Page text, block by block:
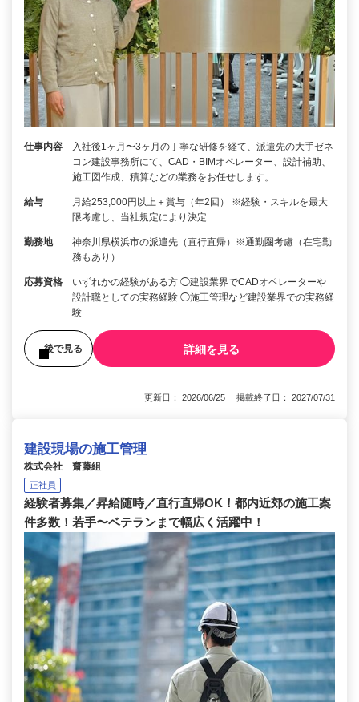
仕事内容
入社後1ヶ月〜3ヶ月の丁寧な研修を経て、派遣先の大手ゼネ
コン建設事務所にて、CAD・BIMオペレーター、設計補助、
施工図作成、積算などの業務をお任せします。 …
給与
月給253,000円以上＋賞与（年2回） ※経験・スキルを最大
限考慮し、当社規定により決定
勤務地
神奈川県横浜市の派遣先（直行直帰）※通勤圏考慮（在宅勤
務もあり）
応募資格
いずれかの経験がある方 ◯建設業界でCADオペレーターや
設計職としての実務経験 ◯施工管理など建設業界での実務経
験
後で見る 詳細を見る
更新日： 2026/06/25 掲載終了日： 2027/07/31
建設現場の施工管理
株式会社 齋藤組
正社員
経験者募集／昇給随時／直行直帰OK！都内近郊の施工案
件多数！若手〜ベテランまで幅広く活躍中！